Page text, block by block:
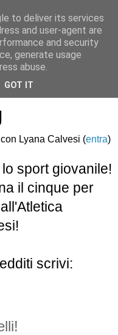
Lyana Calvesi (entra)
sport giovanile!
il cinque per
scrivi:
to deliver its services
and user-agent are
and security
generate usage
abuse.
GOT IT